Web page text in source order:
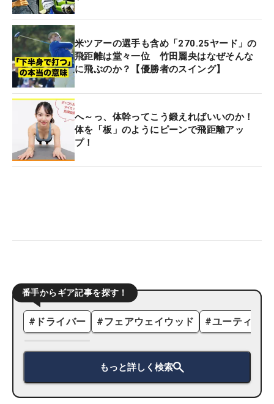
米ツアーの選手も含め「270.25ヤード」の
飛距離は堂々一位 竹田麗央はなぜそんな
に飛ぶのか？【優勝者のスイング】
へ～っ、体幹ってこう鍛えればいいのか！
体を「板」のようにピーンで飛距離アッ
プ！
番手からギア記事を探す！
# ドライバー #フェアウェイウッド #ユーティリ
もっと詳しく検索